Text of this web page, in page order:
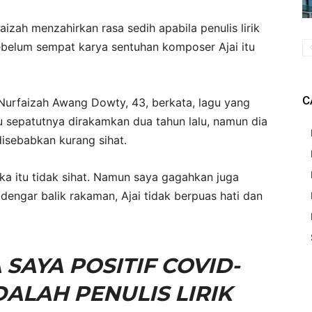
menzahirkan rasa sedih apabila penulis lirik
sempat karya sentuhan komposer Ajai itu
Awang Dowty, 43, berkata, lagu yang
dirakamkan dua tahun lalu, namun dia
kurang sihat.
itu tidak sihat. Namun saya gagahkan juga
balik rakaman, Ajai tidak berpuas hati dan
POSITIF COVID-
PENULIS LIRIK